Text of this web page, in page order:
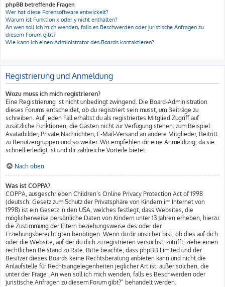
phpBB betreffende Fragen
Wer hat diese Forensoftware entwickelt?
Warum ist Funktion x oder y nicht enthalten?
An wen soll ich mich wenden, falls es Beschwerden oder juristische Anfragen zu
diesem Forum gibt?
Wie kann ich einen Administrator des Boards kontaktieren?
Registrierung und Anmeldung
Wozu muss ich mich registrieren?
Eine Registrierung ist nicht unbedingt zwingend. Die Board-Administration
dieses Forums entscheidet, ob du registriert sein musst, um Beiträge zu
schreiben. Auf jeden Fall erhältst du als registriertes Mitglied Zugriff auf
zusätzliche Funktionen, die Gästen nicht zur Verfügung stehen: zum Beispiel
Avatarbilder, Private Nachrichten, E-Mail-Versand an andere Mitglieder, Beitritt
zu Benutzergruppen und so weiter. Wir empfehlen dir eine Anmeldung, da sie
schnell erledigt ist und dir zahlreiche Vorteile bietet.
Nach oben
Was ist COPPA?
COPPA, ausgeschrieben Children’s Online Privacy Protection Act of 1998
(deutsch: Gesetz zum Schutz der Privatsphäre von Kindern im Internet von
1998) ist ein Gesetz in den USA, welches festlegt, dass Websites, die
möglicherweise persönliche Daten von Kindern unter 13 Jahren erheben, hierzu
die Zustimmung der Eltern beziehungsweise des oder der
Erziehungsberechtigten benötigen. Wenn du dir unsicher bist, ob dies auf dich
oder die Website, auf der du dich zu registrieren versuchst, zutrifft, ziehe einen
rechtlichen Beistand zu Rate. Bitte beachte, dass phpBB Limited und der
Besitzer dieses Boards keine Rechtsberatung anbieten kann und nicht die
Anlaufstelle für Rechtsangelegenheiten jeglicher Art ist; außer solchen, die
unter der Frage „An wen soll ich mich wenden, falls es Beschwerden oder
juristische Anfragen zu diesem Forum gibt?“ behandelt werden.